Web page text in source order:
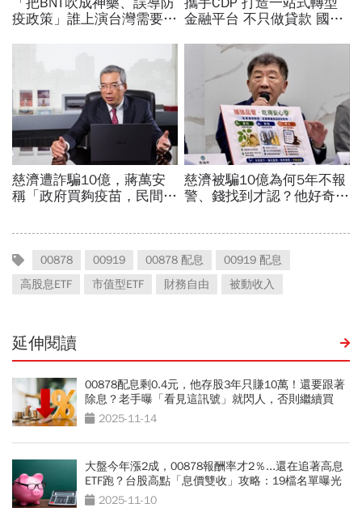
00878 00919 00878 配息
00919 配息
高股息ETF
市值型ETF 財務自由 被動收入
延伸閱讀
00878配息剩0.4元，他存股3年只賺10萬！還要跟著
除息？老手曝「看見這訊號」就閃人，否則繼續買
2025-11-14
大盤今年漲2成，00878報酬率才2％...還在追著高息
ETF跑？台股高點「息價雙收」攻略：19檔名單曝光
2025-11-10